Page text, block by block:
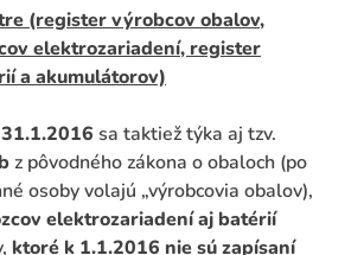
(register výrobcov obalov,
elektrozariadení, register
a akumulátorov)
sa taktiež týka aj tzv.
z pôvodného zákona o obaloch (po
osoby volajú „výrobcovia obalov),
elektrozariadení aj batérií
ktoré k 1.1.2016 nie sú zapísaní